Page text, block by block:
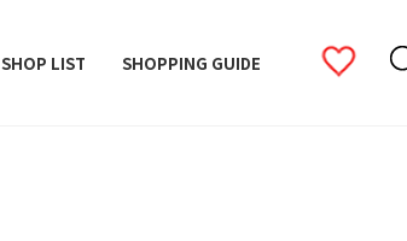
SHOP LIST SHOPPING GUIDE